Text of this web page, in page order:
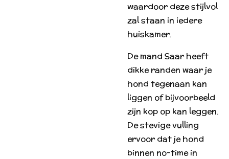
waardoor deze stijlvol
zal staan in iedere
huiskamer.
De mand Saar heeft
dikke randen waar je
hond tegenaan kan
liggen of bijvoorbeeld
zijn kop op kan leggen.
De stevige vulling
ervoor dat je hond
binnen no-time in